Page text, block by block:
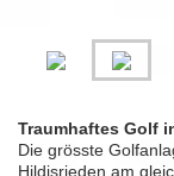
Traumhaftes Golf
Die grösste
Hildisrieden am